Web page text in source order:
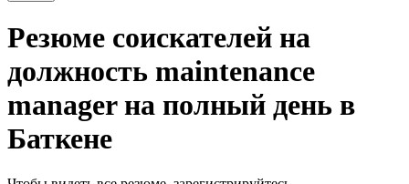
Резюме соискателей на
должность maintenance
manager на полный день в
Баткене